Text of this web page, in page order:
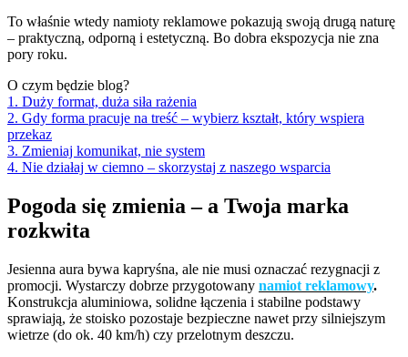
To właśnie wtedy namioty reklamowe pokazują swoją drugą naturę
– praktyczną, odporną i estetyczną. Bo dobra ekspozycja nie zna
pory roku.
O czym będzie blog?
1. Duży format, duża siła rażenia
2. Gdy forma pracuje na treść – wybierz kształt, który wspiera
przekaz
3. Zmieniaj komunikat, nie system
4. Nie działaj w ciemno – skorzystaj z naszego wsparcia
Pogoda się zmienia – a Twoja marka
rozkwita
Jesienna aura bywa kapryśna, ale nie musi oznaczać rezygnacji z
promocji. Wystarczy dobrze przygotowany namiot reklamowy.
Konstrukcja aluminiowa, solidne łączenia i stabilne podstawy
sprawiają, że stoisko pozostaje bezpieczne nawet przy silniejszym
wietrze (do ok. 40 km/h) czy przelotnym deszczu.